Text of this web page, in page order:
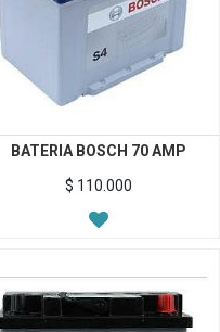
BATERIA BOSCH 70 AMP
$ 110.000